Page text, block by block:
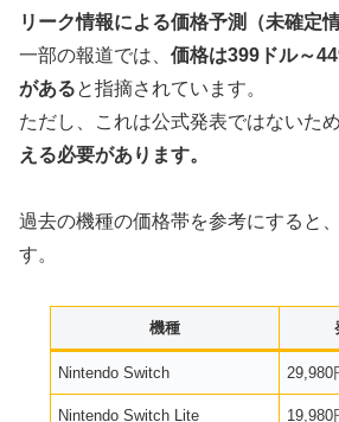
リーク情報による価格予測（未確定情
一部の報道では、 価格は399ドル～
があると指摘されています。
ただし、これは公式発表ではないため
える必要があります。
過去の機種の価格帯を参考にすると
す。
機種
Nintendo Switch 29,980
Nintendo Switch Lite 19,980